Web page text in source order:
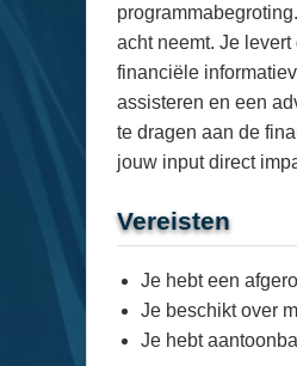
acht neemt. Je
financiële
assisteren en een
te dragen aan de
jouw input direct
Vereisten
Je hebt een
Je beschikt over
Je hebt